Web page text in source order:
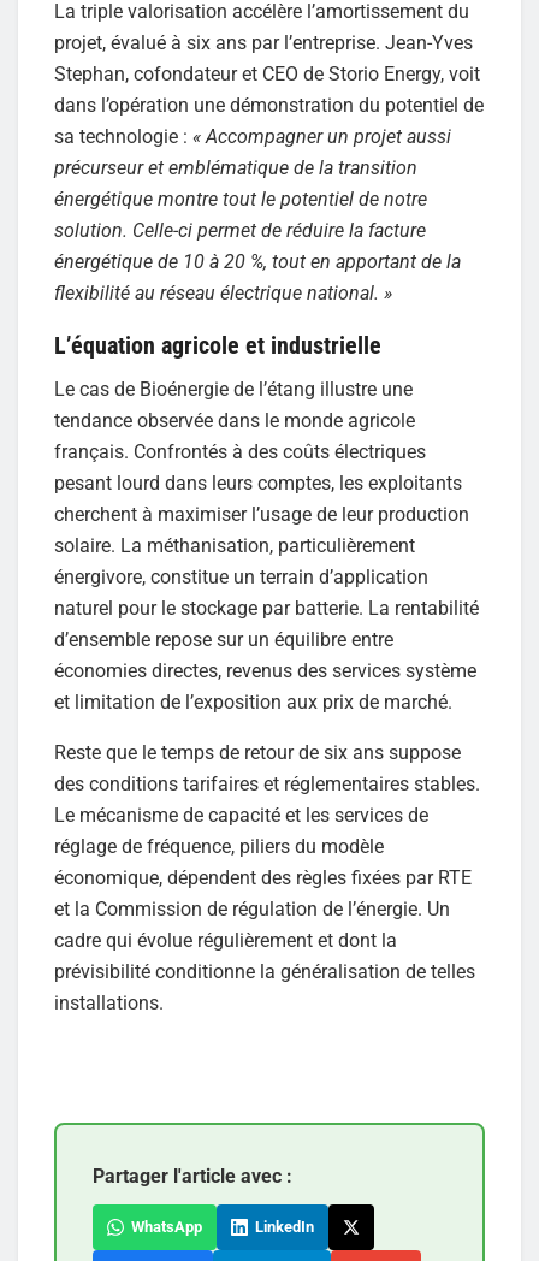
La triple valorisation accélère l’amortissement du
projet, évalué à six ans par l’entreprise. Jean-Yves
Stephan, cofondateur et CEO de Storio Energy, voit
dans l’opération une démonstration du potentiel de
sa technologie : « Accompagner un projet aussi
précurseur et emblématique de la transition
énergétique montre tout le potentiel de notre
solution. Celle-ci permet de réduire la facture
énergétique de 10 à 20 %, tout en apportant de la
flexibilité au réseau électrique national. »
L’équation agricole et industrielle
Le cas de Bioénergie de l’étang illustre une
tendance observée dans le monde agricole
français. Confrontés à des coûts électriques
pesant lourd dans leurs comptes, les exploitants
cherchent à maximiser l’usage de leur production
solaire. La méthanisation, particulièrement
énergivore, constitue un terrain d’application
naturel pour le stockage par batterie. La rentabilité
d’ensemble repose sur un équilibre entre
économies directes, revenus des services système
et limitation de l’exposition aux prix de marché.
Reste que le temps de retour de six ans suppose
des conditions tarifaires et réglementaires stables.
Le mécanisme de capacité et les services de
réglage de fréquence, piliers du modèle
économique, dépendent des règles fixées par RTE
et la Commission de régulation de l’énergie. Un
cadre qui évolue régulièrement et dont la
prévisibilité conditionne la généralisation de telles
installations.
Partager l'article avec :
WhatsApp LinkedIn